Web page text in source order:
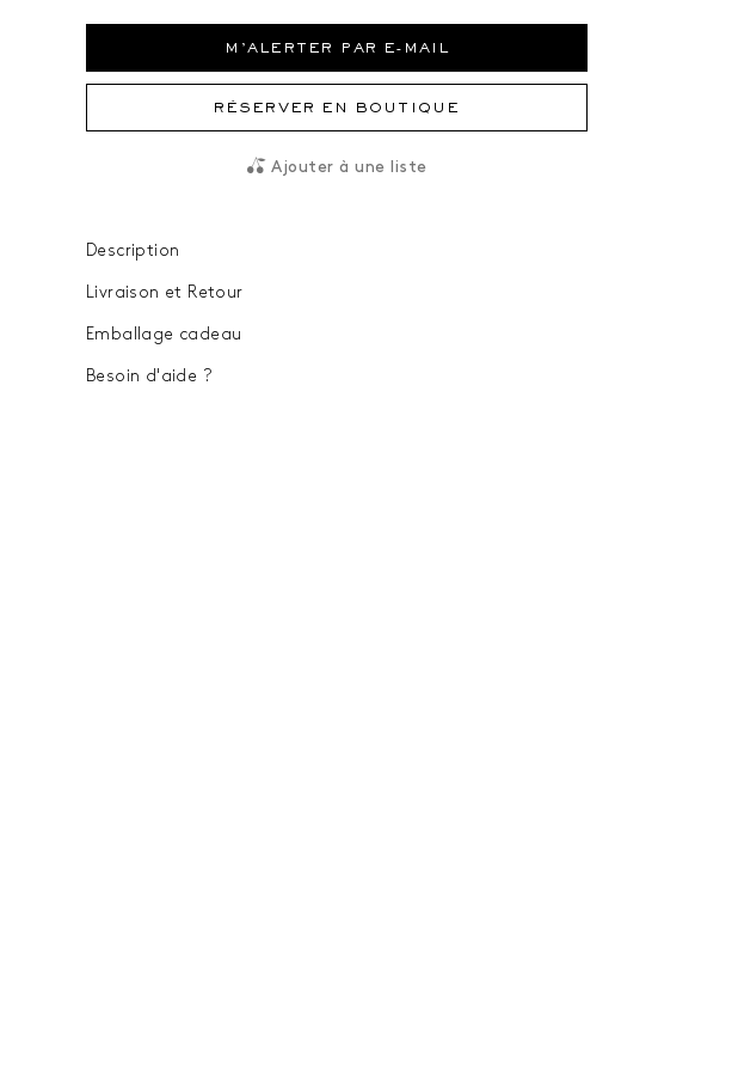
M'ALERTER PAR E-MAIL
RÉSERVER EN BOUTIQUE
Ajouter à une liste
Description
Livraison et Retour
Emballage cadeau
Besoin d'aide ?